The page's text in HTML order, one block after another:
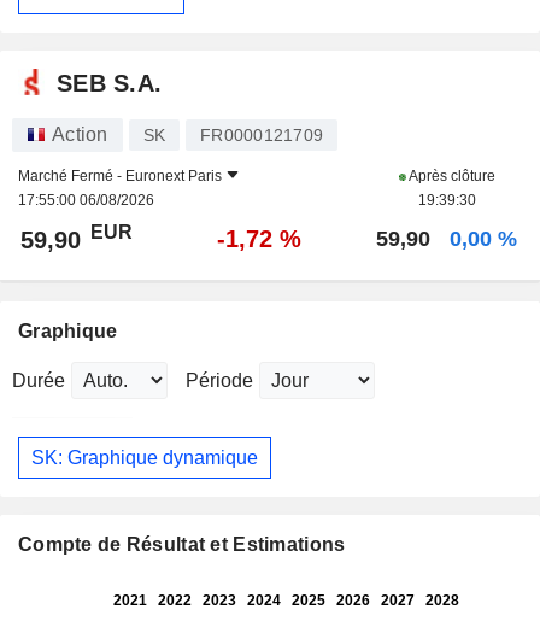
SEB S.A.
Action SK FR0000121709
Marché Fermé - Euronext Paris
17:55:00 06/08/2026
Après clôture
19:39:30
59,90 EUR -1,72 % 59,90 0,00 %
Graphique
Durée Période
SK: Graphique dynamique
Compte de Résultat et Estimations